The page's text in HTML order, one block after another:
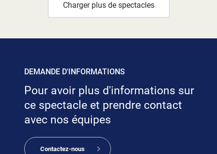
Charger plus de spectacles
DEMANDE D'INFORMATIONS
Pour avoir plus d'informations sur
ce spectacle et prendre contact
avec nos équipes
Contactez-nous